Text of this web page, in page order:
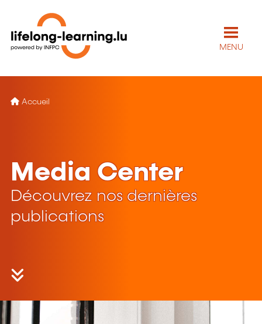
MENU
Accueil
Media Center
Découvrez nos dernières
publications